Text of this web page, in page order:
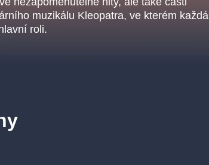
muzikálu Kleopatra, ve kterém každá
roli.